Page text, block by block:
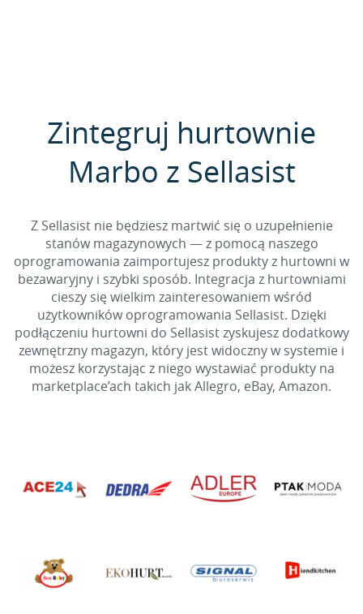
Zintegruj hurtownie
Marbo z Sellasist
Z Sellasist nie będziesz martwić się o uzupełnienie
stanów magazynowych — z pomocą naszego
oprogramowania zaimportujesz produkty z hurtowni w
bezawaryjny i szybki sposób. Integracja z hurtowniami
cieszy się wielkim zainteresowaniem wśród
użytkowników oprogramowania Sellasist. Dzięki
podłączeniu hurtowni do Sellasist zyskujesz dodatkowy
zewnętrzny magazyn, który jest widoczny w systemie i
możesz korzystając z niego wystawiać produkty na
marketplace’ach takich jak Allegro, eBay, Amazon.